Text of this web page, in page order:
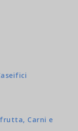
Carni e